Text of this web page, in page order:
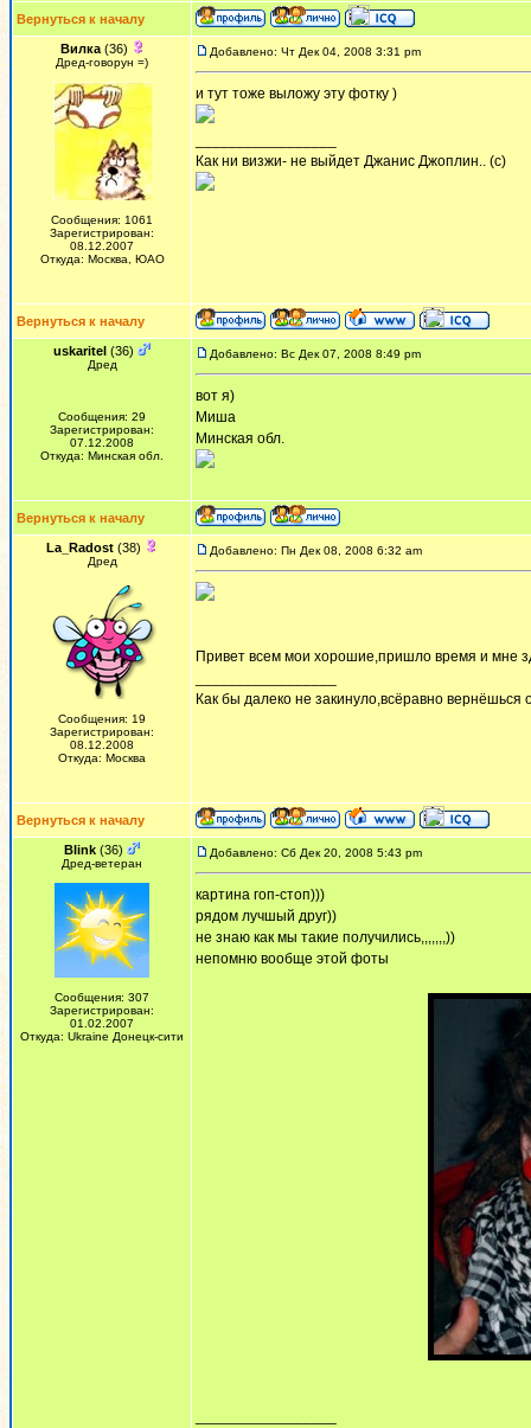
Вернуться к началу
Вилка(36)
Дред-говорун =)
Сообщения: 1061
Зарегистрирован:
08.12.2007
Откуда: Москва, ЮАО
Добавлено: Чт Дек 04, 2008 3:31 pm
и тут тоже выложу эту фотку )
Как ни визжи- не выйдет Джанис Джоплин.. (с)
Вернуться к началу
uskaritel (36)
Дред
Сообщения: 29
Зарегистрирован:
07.12.2008
Откуда: Минская обл.
Добавлено: Вс Дек 07, 2008 8:49 pm
вот я)
Миша
Минская обл.
Вернуться к началу
La_Radost (38)
Дред
Сообщения: 19
Зарегистрирован:
08.12.2008
Откуда: Москва
Добавлено: Пн Дек 08, 2008 6:32 am
Привет всем мои хорошие,пришло время и мне
Как бы далеко не закинуло,всёравно вернёшься
Вернуться к началу
Blink (36)
Дред-ветеран
Сообщения: 307
Зарегистрирован:
01.02.2007
Откуда: Ukraine Донецк-сити
Добавлено: Сб Дек 20, 2008 5:43 pm
картина гоп-стоп)))
рядом лучшый друг))
не знаю как мы такие получились,,,,,,,))
непомню вообще этой фоты